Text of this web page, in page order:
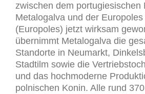
zwischen dem portugiesischen
Metalogalva und der
(Europoles) jetzt wirksam
übernimmt Metalogalva die
Standorte in Neumarkt,
Stadtilm sowie die
und das hochmoderne
polnischen Konin. Alle rund